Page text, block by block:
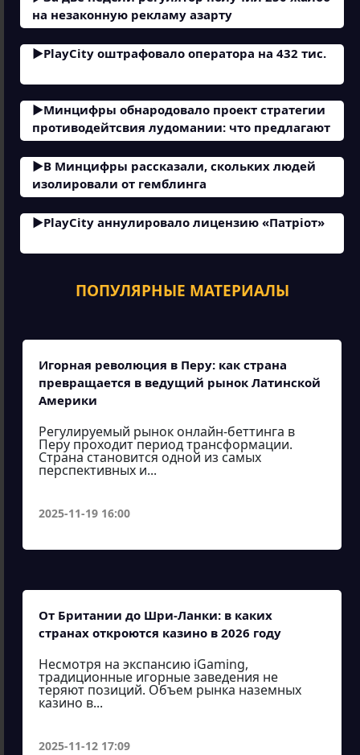
на незаконную рекламу азарту
PlayCity оштрафовало оператора на 432 тис.
Минцифры обнародовало проект стратегии
противодейтсвия лудомании: что предлагают
В Минцифры рассказали, скольких людей
изолировали от гемблинга
PlayCity аннулировало лицензию «Патріот»
ПОПУЛЯРНЫЕ МАТЕРИАЛЫ
Игорная революция в Перу: как страна
превращается в ведущий рынок Латинской
Америки
Регулируемый рынок онлайн-беттинга в
Перу проходит период трансформации.
Страна становится одной из самых
перспективных и...
2025-11-19 16:00
От Британии до Шри-Ланки: в каких
странах откроются казино в 2026 году
Несмотря на экспансию iGaming,
традиционные игорные заведения не
теряют позиций. Объем рынка наземных
казино в...
2025-11-12 17:09